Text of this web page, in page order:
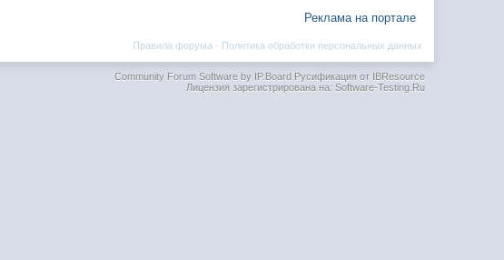
Реклама на портале
Политика обработки персональных данных
Правила форума ·
Community Forum Software by IP.BoardРусификация от IBResource
Лицензия зарегистрирована на: Software-Testing.Ru